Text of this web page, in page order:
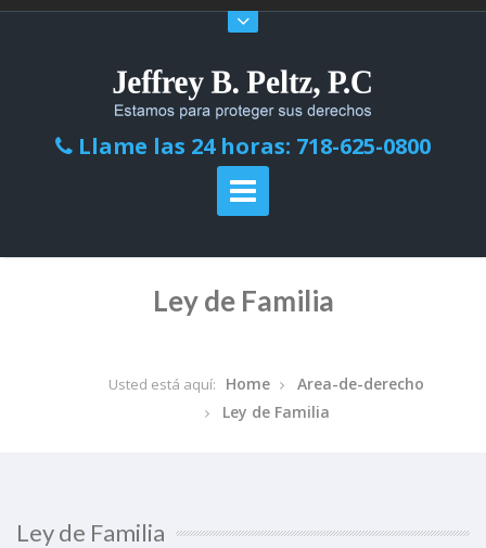
Llame las 24 horas: 718-625-0800
Ley de Familia
Usted está aquí: Home
Area-de-derecho
Ley de Familia
Ley de Familia